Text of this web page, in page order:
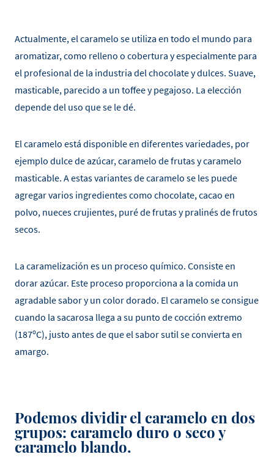
Actualmente, el caramelo se utiliza en todo el mundo para
aromatizar, como relleno o cobertura y especialmente para
el profesional de la industria del chocolate y dulces. Suave,
masticable, parecido a un toffee y pegajoso. La elección
depende del uso que se le dé.
El caramelo está disponible en diferentes variedades, por
ejemplo dulce de azúcar, caramelo de frutas y caramelo
masticable. A estas variantes de caramelo se les puede
agregar varios ingredientes como chocolate, cacao en
polvo, nueces crujientes, puré de frutas y pralinés de frutos
secos.
La caramelización es un proceso químico. Consiste en
dorar azúcar. Este proceso proporciona a la comida un
agradable sabor y un color dorado. El caramelo se consigue
cuando la sacarosa llega a su punto de cocción extremo
(187ºC), justo antes de que el sabor sutil se convierta en
amargo.
Podemos dividir el caramelo en dos
grupos: caramelo duro o seco y
caramelo blando.